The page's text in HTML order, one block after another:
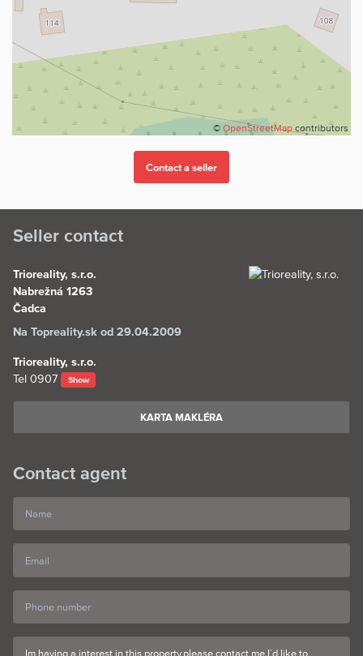
© OpenStreetMap contributors
Seller contact
Trioreality, s.r.o.
Nabrežná 1263
Čadca
Na Topreality.sk od 29.04.2009
Trioreality, s.r.o.
Tel 0907 Show
KARTA MAKLÉRA
Contact agent